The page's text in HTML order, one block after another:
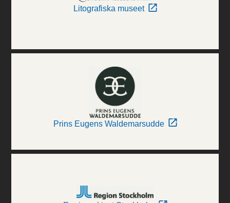
Litografiska museet
Prins Eugens Waldemarsudde